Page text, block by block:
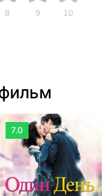
8 9 10
7.0